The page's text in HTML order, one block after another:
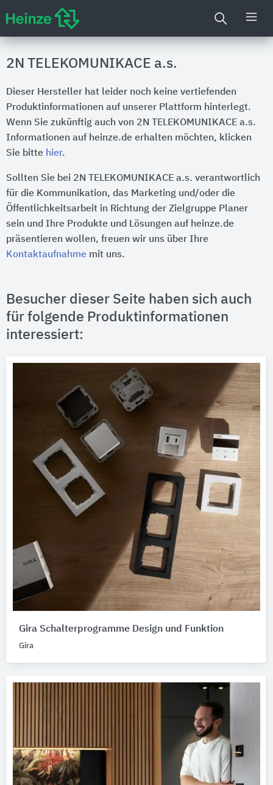
2N TELEKOMUNIKACE a.s.
Dieser Hersteller hat leider noch keine vertiefenden
Produktinformationen auf unserer Plattform hinterlegt.
Wenn Sie zukünftig auch von 2N TELEKOMUNIKACE a.s.
Informationen auf heinze.de erhalten möchten, klicken
Sie bitte hier.
Sollten Sie bei 2N TELEKOMUNIKACE a.s. verantwortlich
für die Kommunikation, das Marketing und/oder die
Öffentlichkeitsarbeit in Richtung der Zielgruppe Planer
sein und Ihre Produkte und Lösungen auf heinze.de
präsentieren wollen, freuen wir uns über Ihre
Kontaktaufnahme mit uns.
Besucher dieser Seite haben sich auch
für folgende Produktinformationen
interessiert:
Gira Schalterprogramme Design und Funktion
Gira